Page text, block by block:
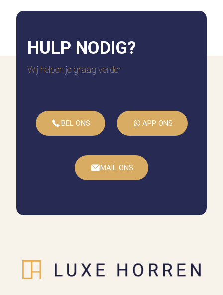
Netjes em mooi
Geweldig!
HULP NODIG?
Wij helpen je graag verder
BEL ONS APP ONS
MAIL ONS